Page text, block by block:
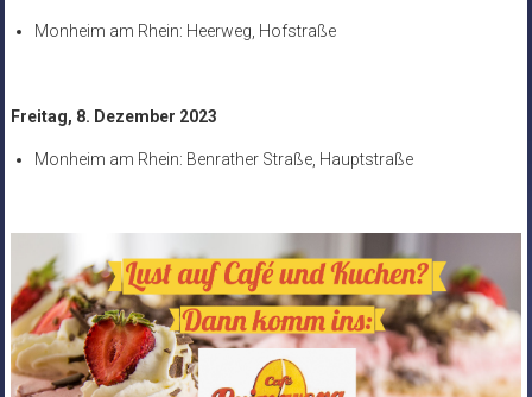
Monheim am Rhein: Heerweg, Hofstraße
Freitag, 8. Dezember 2023
Monheim am Rhein: Benrather Straße, Hauptstraße